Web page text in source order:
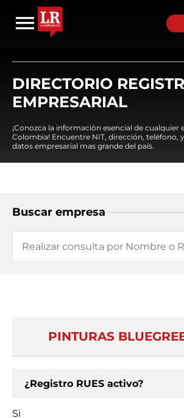
DIRECTORIO
EMPRESARIAL
¡Conozca la información esencial de cualquier
Colombia! Encuentre NIT, dirección, teléfono,
datos empresarial mas grande del país.
Buscar empresa
PINTURAS
¿Registro RUES activo?
Si